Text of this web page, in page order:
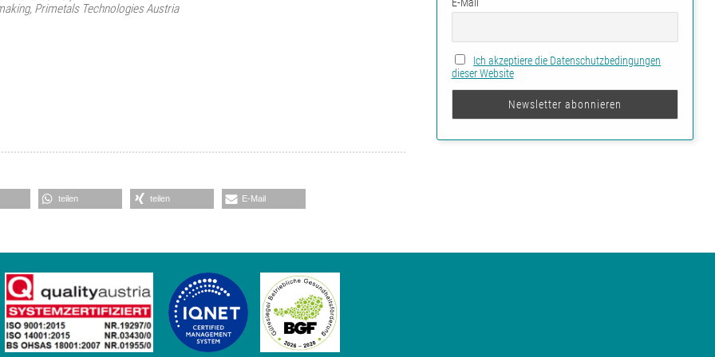
Primetals Technologies Austria
teilen teilen E-Mail
E-Mail
Ich akzeptiere die Datenschutzbedingungen
dieser Website